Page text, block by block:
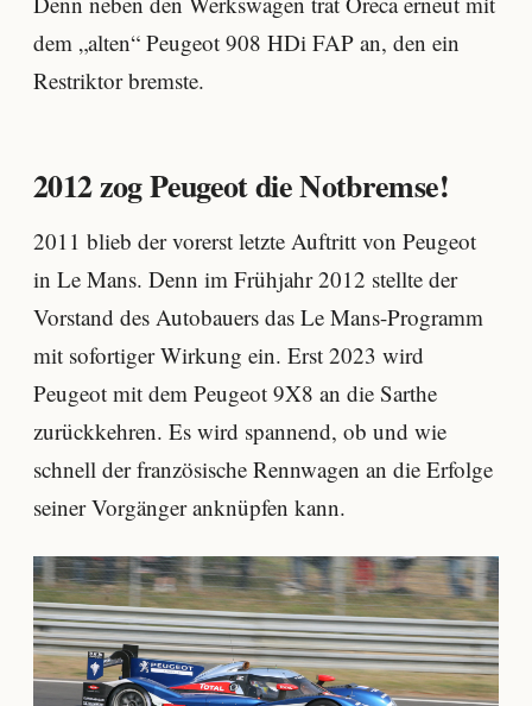
dem „alten“ Peugeot 908 HDi FAP an, den ein
Restriktor bremste.
2012 zog Peugeot die Notbremse!
2011 blieb der vorerst letzte Auftritt von Peugeot
in Le Mans. Denn im Frühjahr 2012 stellte der
Vorstand des Autobauers das Le Mans-Programm
mit sofortiger Wirkung ein. Erst 2023 wird
Peugeot mit dem Peugeot 9X8 an die Sarthe
zurückkehren. Es wird spannend, ob und wie
schnell der französische Rennwagen an die Erfolge
seiner Vorgänger anknüpfen kann.